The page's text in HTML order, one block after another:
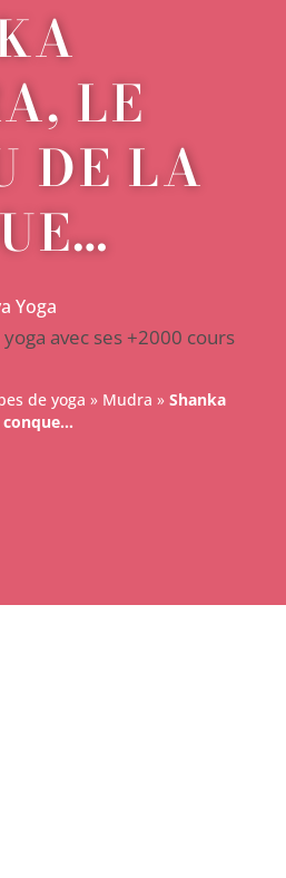
LE
DE LA
Yoga
avec ses +2000 cours
de yoga » Mudra » Shanka
conque…